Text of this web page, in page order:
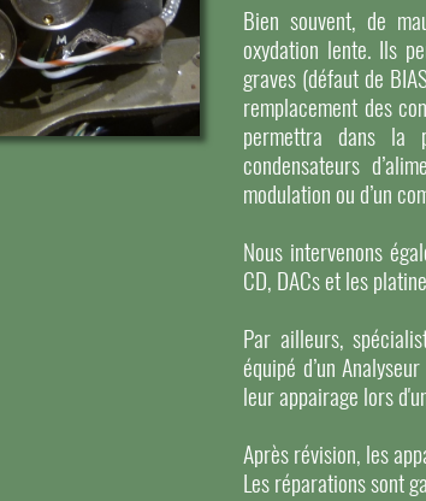
Bien souvent, de
oxydation lente. Ils
graves (défaut de
remplacement des
permettra dans la
condensateurs
modulation ou d’un
Nous intervenons
CD, DACs et les
Par ailleurs,
équipé d’un
leur appairage lors
Après révision, les
Les réparations sont